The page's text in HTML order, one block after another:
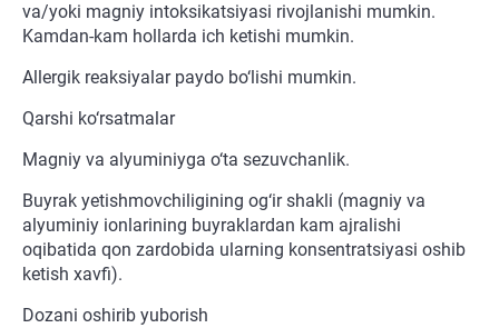
va/yoki magniy intoksikatsiyasi rivojlanishi mumkin.
Kamdan-kam hollarda ich ketishi mumkin.
Allergik reaksiyalar paydo bo‘lishi mumkin.
Qarshi ko‘rsatmalar
Magniy va alyuminiyga o‘ta sezuvchanlik.
Buyrak yetishmovchiligining og‘ir shakli (magniy va
alyuminiy ionlarining buyraklardan kam ajralishi
oqibatida qon zardobida ularning konsentratsiyasi oshib
ketish xavfi).
Dozani oshirib yuborish